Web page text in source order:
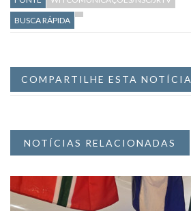
BUSCA RÁPIDA
COMPARTILHE ESTA NOTÍCIA
NOTÍCIAS RELACIONADAS